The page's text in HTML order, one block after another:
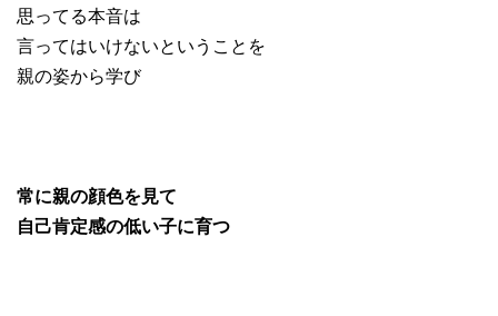
思ってる本音は
言ってはいけないということを
親の姿から学び
常に親の顔色を見て
自己肯定感の低い子に育つ